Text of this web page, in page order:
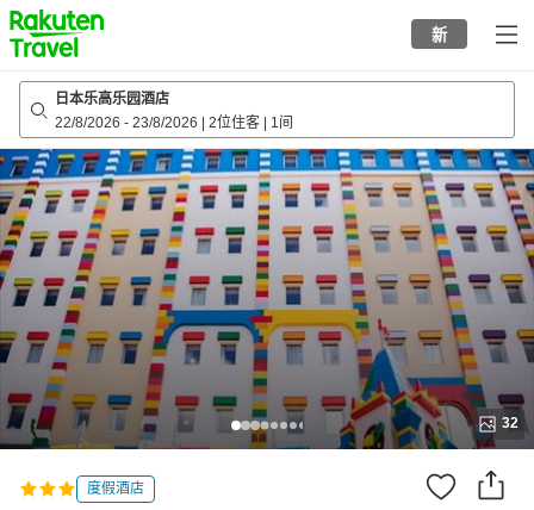
to
top
page
新
日本乐高乐园酒店
22/8/2026 - 23/8/2026 2位住客 1间
32
度假酒店